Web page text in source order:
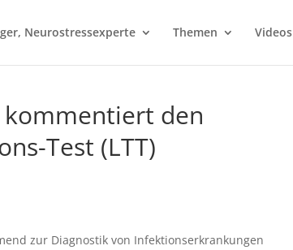
Neurostressexperte Themen Videos
kommentiert den
Test (LTT)
zur Diagnostik von Infektionserkrankungen